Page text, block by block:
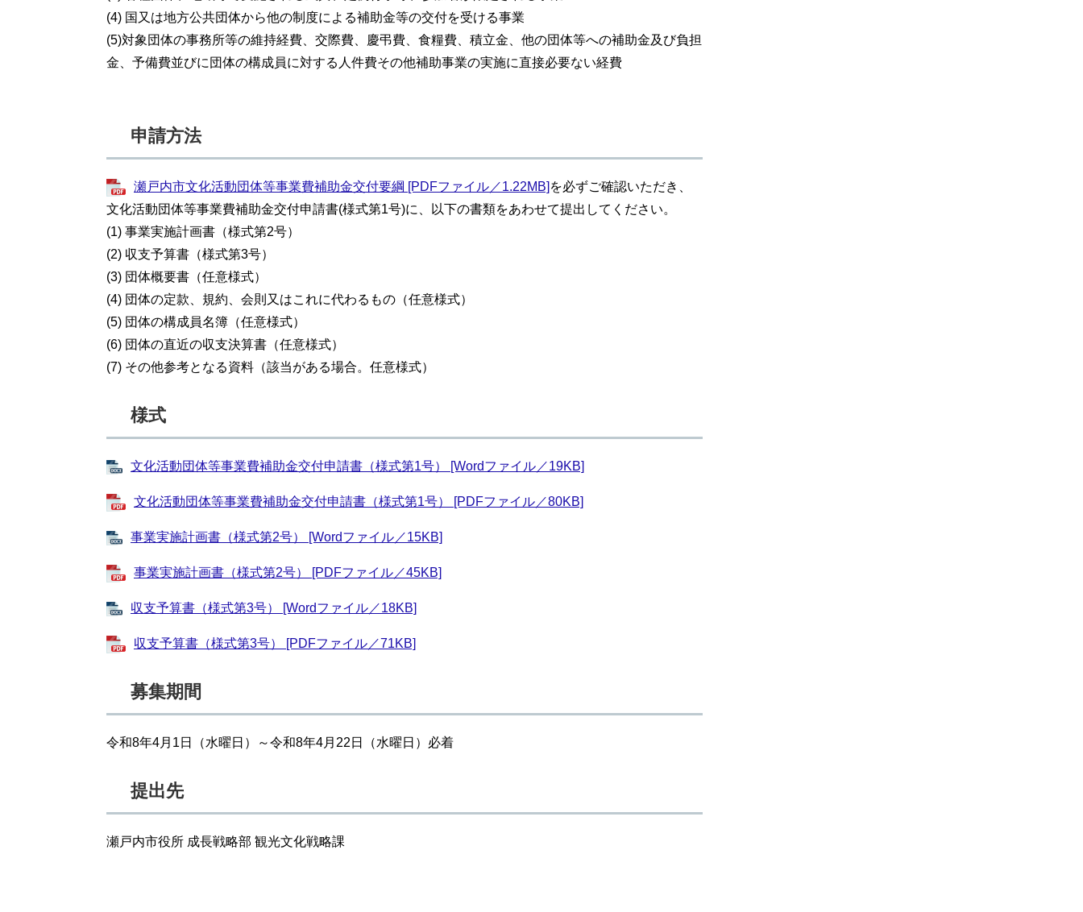
(4) 国又は地方公共団体から他の制度による補助金等の交付を受ける事業
(5)対象団体の事務所等の維持経費、交際費、慶弔費、食糧費、積立金、他の団体等への補助金及び負担
金、予備費並びに団体の構成員に対する人件費その他補助事業の実施に直接必要ない経費
申請方法
瀬戸内市文化活動団体等事業費補助金交付要綱 [PDFファイル／1.22MB] を必ずご確認いただき、
文化活動団体等事業費補助金交付申請書(様式第1号)に、以下の書類をあわせて提出してください。
(1) 事業実施計画書（様式第2号）
(2) 収支予算書（様式第3号）
(3) 団体概要書（任意様式）
(4) 団体の定款、規約、会則又はこれに代わるもの（任意様式）
(5) 団体の構成員名簿（任意様式）
(6) 団体の直近の収支決算書（任意様式）
(7) その他参考となる資料（該当がある場合。任意様式）
様式
文化活動団体等事業費補助金交付申請書（様式第1号） [Wordファイル／19KB]
文化活動団体等事業費補助金交付申請書（様式第1号） [PDFファイル／80KB]
事業実施計画書（様式第2号） [Wordファイル／15KB]
事業実施計画書（様式第2号） [PDFファイル／45KB]
収支予算書（様式第3号） [Wordファイル／18KB]
収支予算書（様式第3号） [PDFファイル／71KB]
募集期間
令和8年4月1日（水曜日）～令和8年4月22日（水曜日）必着
提出先
瀬戸内市役所 成長戦略部 観光文化戦略課